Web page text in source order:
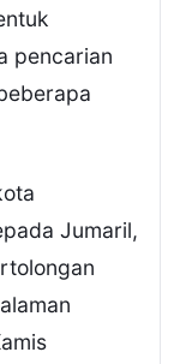
pencarian
Jumaril,